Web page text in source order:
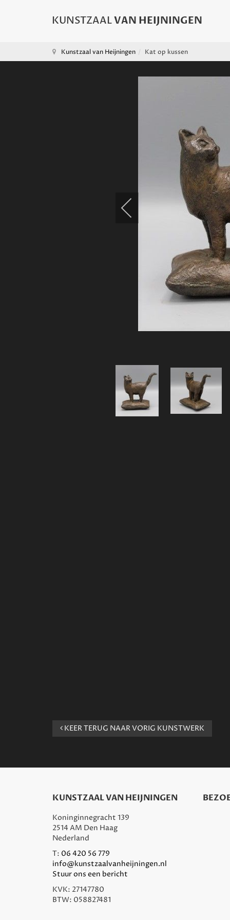
Kunstzaal van Heijningen Kat op kussen
KEER TERUG NAAR VORIG KUNSTWERK
KUNSTZAAL VAN HEIJNINGEN
Koninginnegracht 139
2514 AM Den Haag
Nederland
T: 06 420 56 779
info@kunstzaalvanheijningen.nl
Stuur ons een bericht
KVK: 27147780
BTW: 058827481